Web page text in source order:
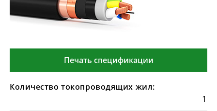
Печать спецификации
Количество токопроводящих жил:
1